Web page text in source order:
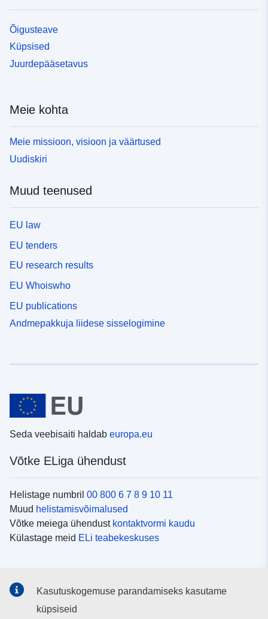
Õigusteave
Küpsised
Juurdepääsetavus
Meie kohta
Meie missioon, visioon ja väärtused
Uudiskiri
Muud teenused
EU law
EU tenders
EU research results
EU Whoiswho
EU publications
Andmepakkuja liidese sisselogimine
Seda veebisaiti haldab europa.eu
Võtke ELiga ühendust
Helistage numbril 00 800 6 7 8 9 10 11
Muud helistamisvõimalused
Võtke meiega ühendust kontaktvormi kaudu
Külastage meid ELi teabekeskuses
Otsige ELi teavet
Kasutuskogemuse parandamiseks kasutame
küpsiseid